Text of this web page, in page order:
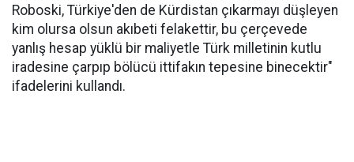
Roboski, Türkiye'den de Kürdistan çıkarmayı düşleyen
kim olursa olsun akıbeti felakettir, bu çerçevede
yanlış hesap yüklü bir maliyetle Türk milletinin kutlu
iradesine çarpıp bölücü ittifakın tepesine binecektir"
ifadelerini kullandı.